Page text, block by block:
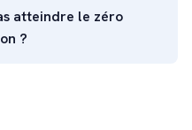
atteindre le zéro
?